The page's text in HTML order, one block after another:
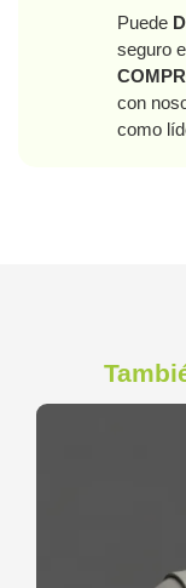
Puede
seguro
con
como